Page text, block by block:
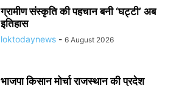
ग्रामीण संस्कृति की पहचान बनी ‘घट्टी’ अब
इतिहास
loktodaynews - 6 August 2026
भाजपा किसान मोर्चा राजस्थान की प्रदेश